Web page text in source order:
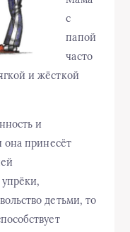
с
папой
часто
и жёсткой
и
она принесёт
детьми, то